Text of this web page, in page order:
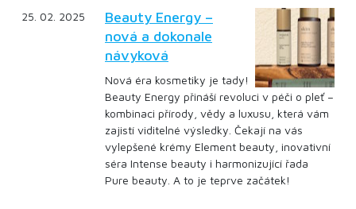
25. 02. 2025
Beauty Energy –
nová a dokonale
návyková
Nová éra kosmetiky je tady!
Beauty Energy přináší revoluci v péči o pleť –
kombinaci přírody, vědy a luxusu, která vám
zajistí viditelné výsledky. Čekají na vás
vylepšené krémy Element beauty, inovativní
séra Intense beauty i harmonizující řada
Pure beauty. A to je teprve začátek!